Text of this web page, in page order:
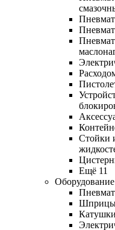
Стойки
Ещё 11
Шприцы